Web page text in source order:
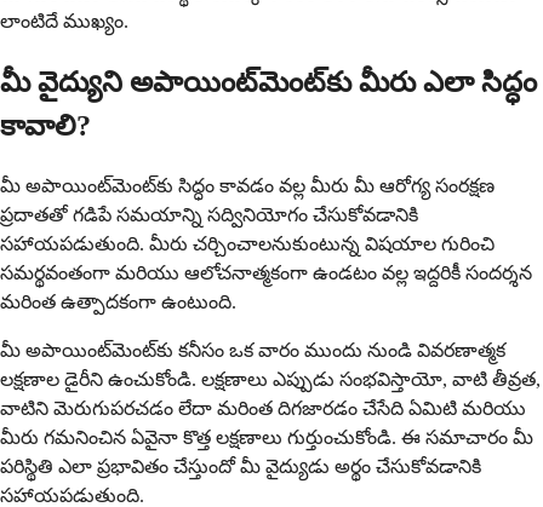
లాంటిదే ముఖ్యం.
మీ వైద్యుని అపాయింట్‌మెంట్‌కు మీరు ఎలా సిద్ధం
కావాలి?
మీ అపాయింట్‌మెంట్‌కు సిద్ధం కావడం వల్ల మీరు మీ ఆరోగ్య సంరక్షణ
ప్రదాతతో గడిపే సమయాన్ని సద్వినియోగం చేసుకోవడానికి
సహాయపడుతుంది. మీరు చర్చించాలనుకుంటున్న విషయాల గురించి
సమర్థవంతంగా మరియు ఆలోచనాత్మకంగా ఉండటం వల్ల ఇద్దరికీ సందర్శన
మరింత ఉత్పాదకంగా ఉంటుంది.
మీ అపాయింట్‌మెంట్‌కు కనీసం ఒక వారం ముందు నుండి వివరణాత్మక
లక్షణాల డైరీని ఉంచుకోండి. లక్షణాలు ఎప్పుడు సంభవిస్తాయో, వాటి తీవ్రత,
వాటిని మెరుగుపరచడం లేదా మరింత దిగజారడం చేసేది ఏమిటి మరియు
మీరు గమనించిన ఏవైనా కొత్త లక్షణాలు గుర్తుంచుకోండి. ఈ సమాచారం మీ
పరిస్థితి ఎలా ప్రభావితం చేస్తుందో మీ వైద్యుడు అర్థం చేసుకోవడానికి
సహాయపడుతుంది.